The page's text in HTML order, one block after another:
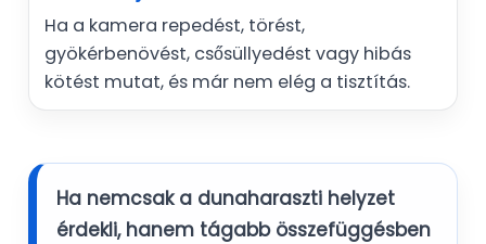
Ha a kamera repedést, törést,
gyökérbenövést, csősüllyedést vagy hibás
kötést mutat, és már nem elég a tisztítás.
Ha nemcsak a dunaharasztihelyzet
érdekli, hanem tágabb összefüggésben